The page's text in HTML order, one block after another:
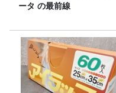
ータ の最前線